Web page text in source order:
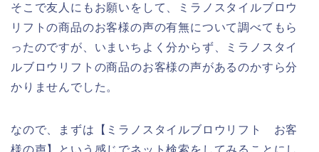
そこで友人にもお願いをして、ミラノスタイルブロウ
リフトの商品のお客様の声の有無について調べてもら
ったのですが、いまいちよく分からず、ミラノスタイ
ルブロウリフトの商品のお客様の声があるのかすら分
かりませんでした。
なので、まずは【ミラノスタイルブロウリフト お客
様の声】という感じでネット検索をしてみることにし